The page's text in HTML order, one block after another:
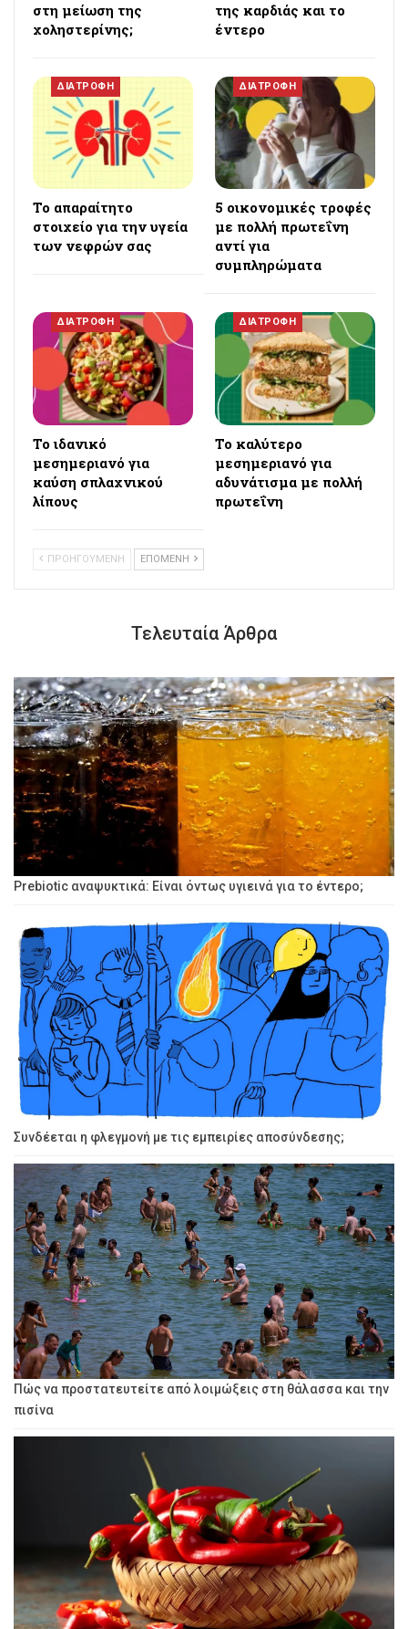
στη μείωση της
χοληστερίνης;
της καρδιάς και το
έντερο
ΔΙΑΤΡΟΦΗ
Το απαραίτητο
στοιχείο για την υγεία
των νεφρών σας
ΔΙΑΤΡΟΦΗ
5 οικονομικές τροφές
με πολλή πρωτεΐνη
αντί για
συμπληρώματα
ΔΙΑΤΡΟΦΗ
Το ιδανικό
μεσημεριανό για
καύση σπλαχνικού
λίπους
ΔΙΑΤΡΟΦΗ
Το καλύτερο
μεσημεριανό για
αδυνάτισμα με πολλή
πρωτεΐνη
ΠΡΟΗΓΟΥΜΕΝΗ ΕΠΟΜΕΝΗ
Τελευταία Άρθρα
Prebiotic αναψυκτικά: Είναι όντως υγιεινά για το έντερο;
Συνδέεται η φλεγμονή με τις εμπειρίες αποσύνδεσης;
Πώς να προστατευτείτε από λοιμώξεις στη θάλασσα και την
πισίνα